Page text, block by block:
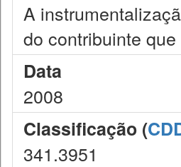
A
do contribuinte
Data
2008
Classificação (
341.3951